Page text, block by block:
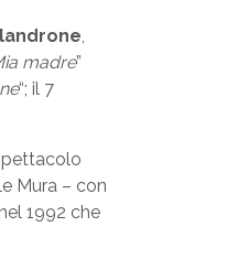
,
madre”
“; il 7
Mura – con
1992 che